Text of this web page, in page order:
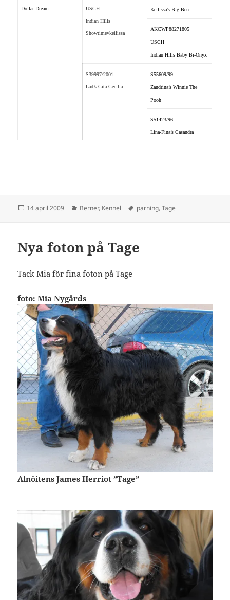
Dollar Dream USCH
Indian Hills
Showtimevkeilissa
Keilissa’s Big Ben
AKCWP88271805
USCH
Indian Hills Baby Bi-Onyx
S39997/2001
Lad’s Cita Cecilia
S55609/99
Zandrina’s Winnie The
Pooh
S51423/96
Lina-Fina’s Casandra
Postat
14 april 2009 Kategorier
Berner, Kennel Taggar
parning,Tage
Nya foton på Tage
Tack Mia för fina foton på Tage
foto: Mia Nygårds
Alnöitens James Herriot ”Tage”